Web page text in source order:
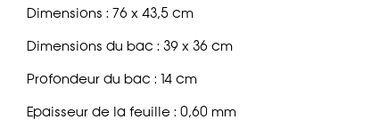
Dimensions : 76 x 43,5 cm
Dimensions du bac : 39 x 36 cm
Profondeur du bac : 14 cm
Epaisseur de la feuille : 0,60 mm